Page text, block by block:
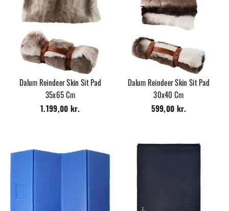
Dalum Reindeer Skin Sit Pad
35x65 Cm
1.199,00 kr.
Dalum Reindeer Skin Sit Pad
30x40 Cm
599,00 kr.